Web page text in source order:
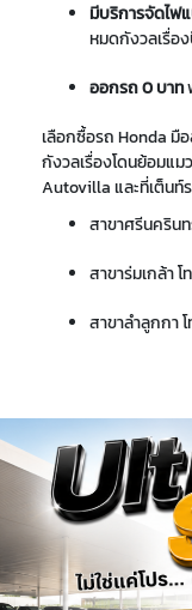
มีบริการจัดไฟ
หมดกังวลเรื่อ
ออกรถ 0 บาท
เลือกซื้อรถ Honda มื
กังวลเรื่องโดนย้อมแม
Autovilla และที่เต็นท์
สาขาศรีนครินท
สาขาร่มเกล้า โ
สาขาลำลูกกา โ